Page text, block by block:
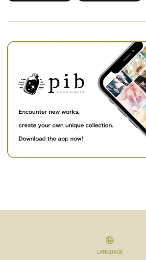
LANGUAGE